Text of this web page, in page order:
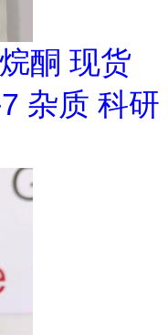
酮 现货
杂质 科研